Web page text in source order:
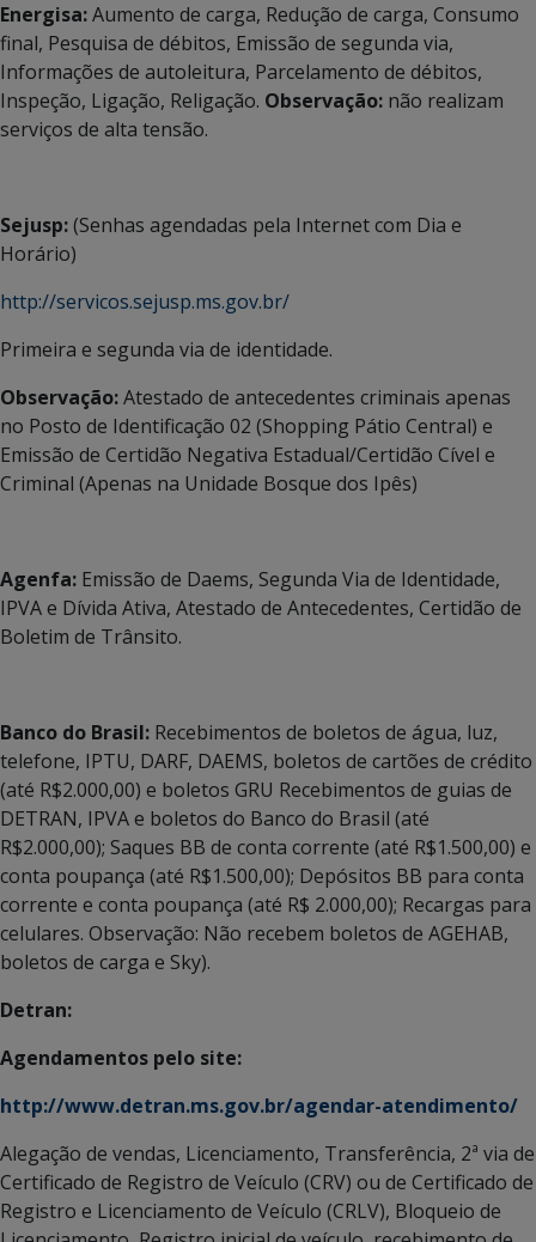
Energisa:Aumento de carga, Redução de carga, Consumo
final, Pesquisa de débitos, Emissão de segunda via,
Informações de autoleitura, Parcelamento de débitos,
Inspeção, Ligação, Religação. Observação: não realizam
serviços de alta tensão.
Sejusp:(Senhas agendadas pela Internet com Dia e
Horário)
http://servicos.sejusp.ms.gov.br/
Primeira e segunda via de identidade.
Observação:Atestado de antecedentes criminais apenas
no Posto de Identificação 02 (Shopping Pátio Central) e
Emissão de Certidão Negativa Estadual/Certidão Cível e
Criminal (Apenas na Unidade Bosque dos Ipês)
Agenfa: Emissão de Daems, Segunda Via de Identidade,
IPVA e Dívida Ativa, Atestado de Antecedentes, Certidão de
Boletim de Trânsito.
Banco do Brasil: Recebimentos de boletos de água, luz,
telefone, IPTU, DARF, DAEMS, boletos de cartões de crédito
(até R$2.000,00) e boletos GRU Recebimentos de guias de
DETRAN, IPVA e boletos do Banco do Brasil (até
R$2.000,00); Saques BB de conta corrente (até R$1.500,00) e
conta poupança (até R$1.500,00); Depósitos BB para conta
corrente e conta poupança (até R$ 2.000,00); Recargas para
celulares. Observação: Não recebem boletos de AGEHAB,
boletos de carga e Sky).
Detran:
Agendamentos pelo site:
http://www.detran.ms.gov.br/agendar-atendimento/
Alegação de vendas, Licenciamento, Transferência, 2ª via de
Certificado de Registro de Veículo (CRV) ou de Certificado de
Registro e Licenciamento de Veículo (CRLV), Bloqueio de